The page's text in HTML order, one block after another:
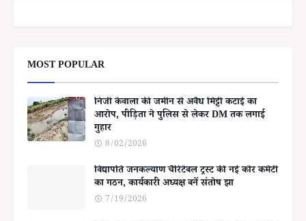
MOST POPULAR
निजी केवाला की जमीन से अवैध मिट्टी कटाई का
आरोप, पीड़िता ने पुलिस से लेकर DM तक लगाई
गुहार
8/02/2026
विद्यापति जनकल्याण चैरिटेबल ट्रस्ट की नई कोर कमेटी
का गठन, कार्यकारी अध्यक्ष बनें संतोष झा
7/19/2026